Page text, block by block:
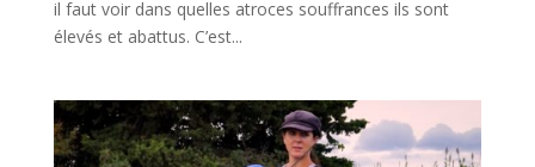
il faut voir dans quelles atroces souffrances ils sont
élevés et abattus. C’est...